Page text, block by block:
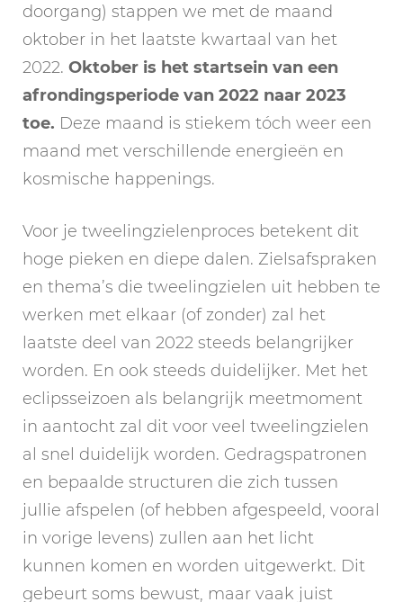
doorgang) stappen we met de maand
oktober in het laatste kwartaal van het
2022. Oktober is het startsein van een
afrondingsperiode van 2022 naar 2023
toe. Deze maand is stiekem tóch weer een
maand met verschillende energieën en
kosmische happenings.
Voor je tweelingzielenproces betekent dit
hoge pieken en diepe dalen. Zielsafspraken
en thema’s die tweelingzielen uit hebben te
werken met elkaar (of zonder) zal het
laatste deel van 2022 steeds belangrijker
worden. En ook steeds duidelijker. Met het
eclipsseizoen als belangrijk meetmoment
in aantocht zal dit voor veel tweelingzielen
al snel duidelijk worden. Gedragspatronen
en bepaalde structuren die zich tussen
jullie afspelen (of hebben afgespeeld, vooral
in vorige levens) zullen aan het licht
kunnen komen en worden uitgewerkt. Dit
gebeurt soms bewust, maar vaak juist